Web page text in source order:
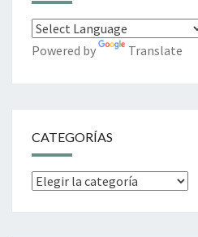
Powered by Translate
CATEGORÍAS
Categorías